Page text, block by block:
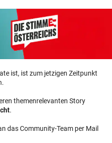
ist, ist zum jetzigen Zeitpunkt
themenrelevanten Story
.
das Community-Team per Mail